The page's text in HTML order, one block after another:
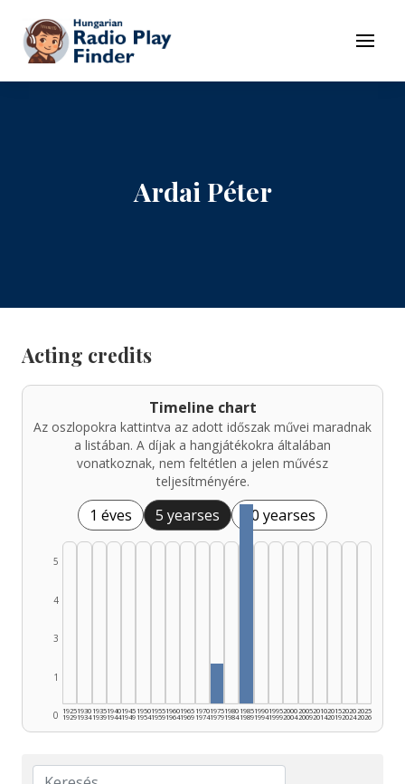
To contents
Menu
Ardai Péter
Acting credits
Timeline chart
Az oszlopokra kattintva az adott időszak művei maradnak
a listában. A díjak a hangjátékokra általában
vonatkoznak, nem feltétlen a jelen művész
teljesítményére.
1 éves 5 yearses 10 yearses
0
1
3
4
5
1925
1929
1930
1934
1935
1939
1940
1944
1945
1949
1950
1954
1955
1959
1960
1964
1965
1969
1970
1974
1975
1979
1980
1984
1985
1989
1990
1994
1995
1999
2000
2004
2005
2009
2010
2014
2015
2019
2020
2024
2025
2026